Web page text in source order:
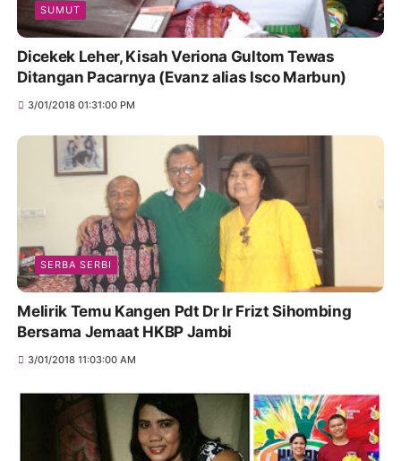
SUMUT
Dicekek Leher, Kisah Veriona Gultom Tewas
Ditangan Pacarnya (Evanz alias Isco Marbun)
3/01/2018 01:31:00 PM
SERBA SERBI
Melirik Temu Kangen Pdt Dr Ir Frizt Sihombing
Bersama Jemaat HKBP Jambi
3/01/2018 11:03:00 AM